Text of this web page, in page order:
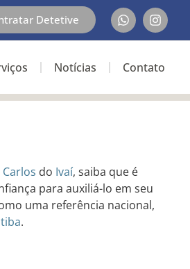
Detetive
Notícias Contato
Carlos do Ivaí, saiba que é
para auxiliá-lo em seu
uma referência nacional,
.